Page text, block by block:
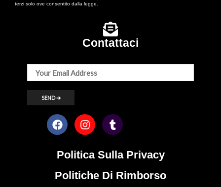
terzi solo ove consentito dalla legge.
Contattaci
Politica Sulla Privacy
Politiche Di Rimborso